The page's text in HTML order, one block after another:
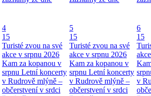
4
15
Turisté zvou na své
akce v srpnu 2026
Kam za kopanou v
srpnu Letní koncerty
v Rudrově mlýně –
občerstvení v srdci
5
15
Turisté zvou na své
akce v srpnu 2026
Kam za kopanou v
srpnu Letní koncerty
v Rudrově mlýně –
občerstvení v srdci
6
15
v